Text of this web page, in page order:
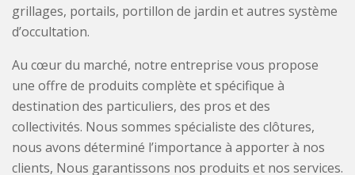
grillages, portails, portillon de jardin et autres système
d’occultation.
Au cœur du marché, notre entreprise vous propose
une offre de produits complète et spécifique à
destination des particuliers, des pros et des
collectivités. Nous sommes spécialiste des clôtures,
nous avons déterminé l’importance à apporter à nos
clients, Nous garantissons nos produits et nos services.